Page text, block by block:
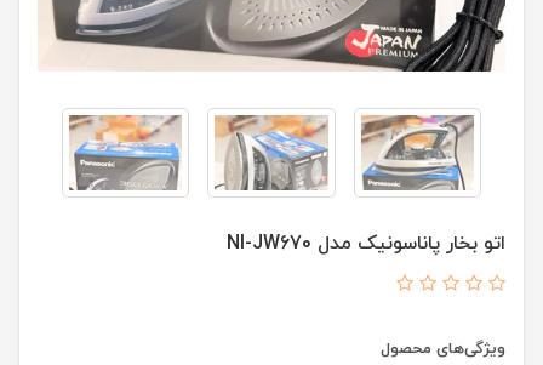
اتو بخار پاناسونیک مدل NI-JW670
ویژگی‌های محصول